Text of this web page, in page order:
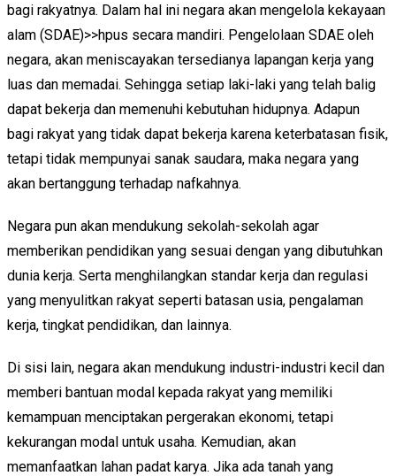
bagi rakyatnya. Dalam hal ini negara akan mengelola kekayaan
alam (SDAE)>>hpus secara mandiri. Pengelolaan SDAE oleh
negara, akan meniscayakan tersedianya lapangan kerja yang
luas dan memadai. Sehingga setiap laki-laki yang telah balig
dapat bekerja dan memenuhi kebutuhan hidupnya. Adapun
bagi rakyat yang tidak dapat bekerja karena keterbatasan fisik,
tetapi tidak mempunyai sanak saudara, maka negara yang
akan bertanggung terhadap nafkahnya.
Negara pun akan mendukung sekolah-sekolah agar
memberikan pendidikan yang sesuai dengan yang dibutuhkan
dunia kerja. Serta menghilangkan standar kerja dan regulasi
yang menyulitkan rakyat seperti batasan usia, pengalaman
kerja, tingkat pendidikan, dan lainnya.
Di sisi lain, negara akan mendukung industri-industri kecil dan
memberi bantuan modal kepada rakyat yang memiliki
kemampuan menciptakan pergerakan ekonomi, tetapi
kekurangan modal untuk usaha. Kemudian, akan
memanfaatkan lahan padat karya. Jika ada tanah yang